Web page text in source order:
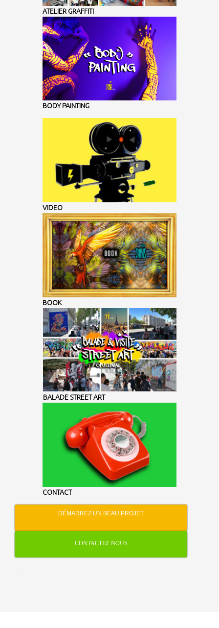
ATELIER GRAFFITI
BODY PAINTING
VIDEO
BOOK
BALADE STREET ART
CONTACT
DÉMARREZ UN BEAU PROJET
CONTACTEZ-NOUS